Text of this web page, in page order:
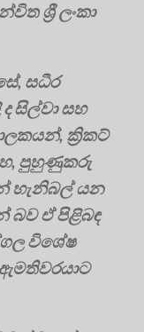
ශ්‍රී ලංකා
සධීර
සිල්වා සහ
ක්‍රිකට්
පුහුණුකරු
හැනිබල් යන
ඒ පිළිබඳ
විශේෂ